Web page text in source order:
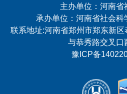
主办单位：河南省
承办单位：河南省社会
联系地址:河南省郑州市郑东新
与恭秀路交叉口
豫ICP备